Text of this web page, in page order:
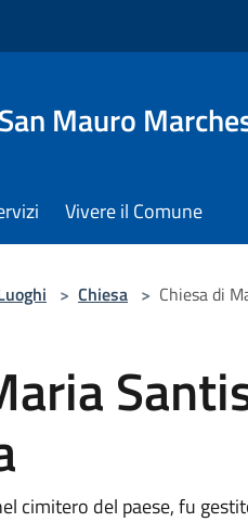
Mauro
Vivere il Comune
> Chiesa > Chiesa di
cimitero del paese, fu